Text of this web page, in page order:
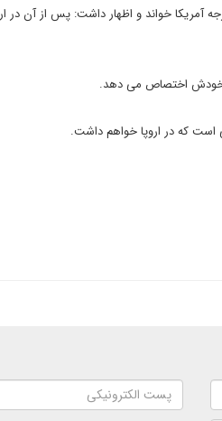
آمریکا خواند و اظهار داشت: پس از آن در
خودش اختصاص می دهد.
است که در اروپا خواهم داشت.